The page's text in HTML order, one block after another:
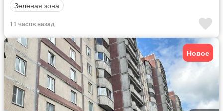
Зеленая зона
11 часов назад
Новое